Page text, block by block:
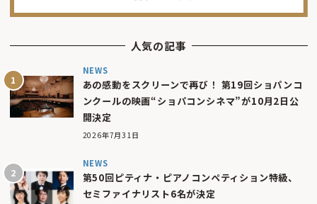
人気の記事
NEWS
あの感動をスクリーンで再び！ 第19回ショパンコ
ンクールの映画“ショパコンシネマ”が10月2日公
開決定
2026年7月31日
NEWS
第50回ピティナ・ピアノコンペティション特級、
セミファイナリスト6名が決定